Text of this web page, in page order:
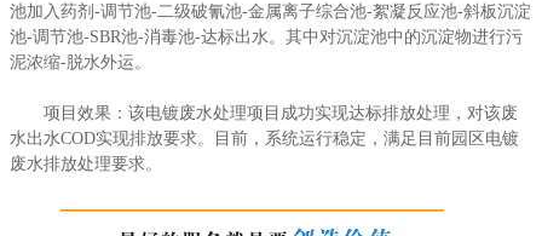
池加入药剂-调节池-二级破氰池-金属离子综合池-絮凝反应池-斜板沉淀
池-调节池-SBR池-消毒池-达标出水。其中对沉淀池中的沉淀物进行污
泥浓缩-脱水外运。
项目效果：该电镀废水处理项目成功实现达标排放处理，对该废
水出水COD实现排放要求。目前，系统运行稳定，满足目前园区电镀
废水排放处理要求。
池加入药剂-调节池-二级破氰池-金属离子综合池-絮凝反应池-斜板沉淀
池-调节池-SBR池-消毒池-达标出水。其中对沉淀池中的沉淀物进行污
泥浓缩-脱水外运。
项目效果：该电镀废水处理项目成功实现达标排放处理，对该废
水出水COD实现排放要求。目前，系统运行稳定，满足目前园区电镀
废水排放处理要求。